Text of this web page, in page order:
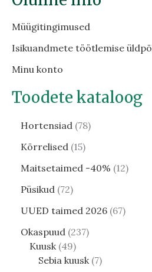
Müügitingimused
Isikuandmete töötlemise
Minu konto
Toodete kataloog
Hortensiad 78
Kõrrelised 15
Maitsetaimed -40% 12
Püsikud 72
UUED taimed 2026 67
Okaspuud 237
Kuusk 49
Sebia kuusk 7